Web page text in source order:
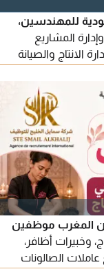
للمهندسين،
وإدارة المشاريع
الانتاج والصيانة
خبرة في إدارة
وتطبيق أنظمة
المغرب موظفين
وخبيرات أظافر،
الصالونات